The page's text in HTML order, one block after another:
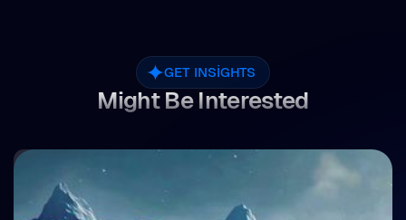
GET INSIGHTS
Might Be Interested